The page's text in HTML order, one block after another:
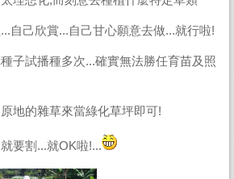
自己欣賞...自己甘心願意去做...就行啦!
子試播種多次...確實無法勝任育苗及照
地的雜草來當綠化草坪即可!
要割...就OK啦!...